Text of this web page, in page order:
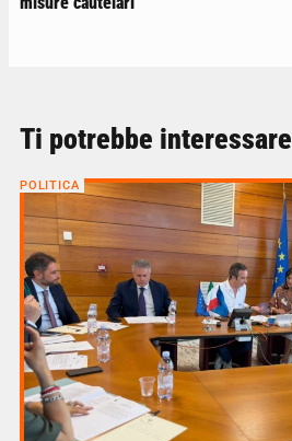
Ti potrebbe interessare
POLITICA